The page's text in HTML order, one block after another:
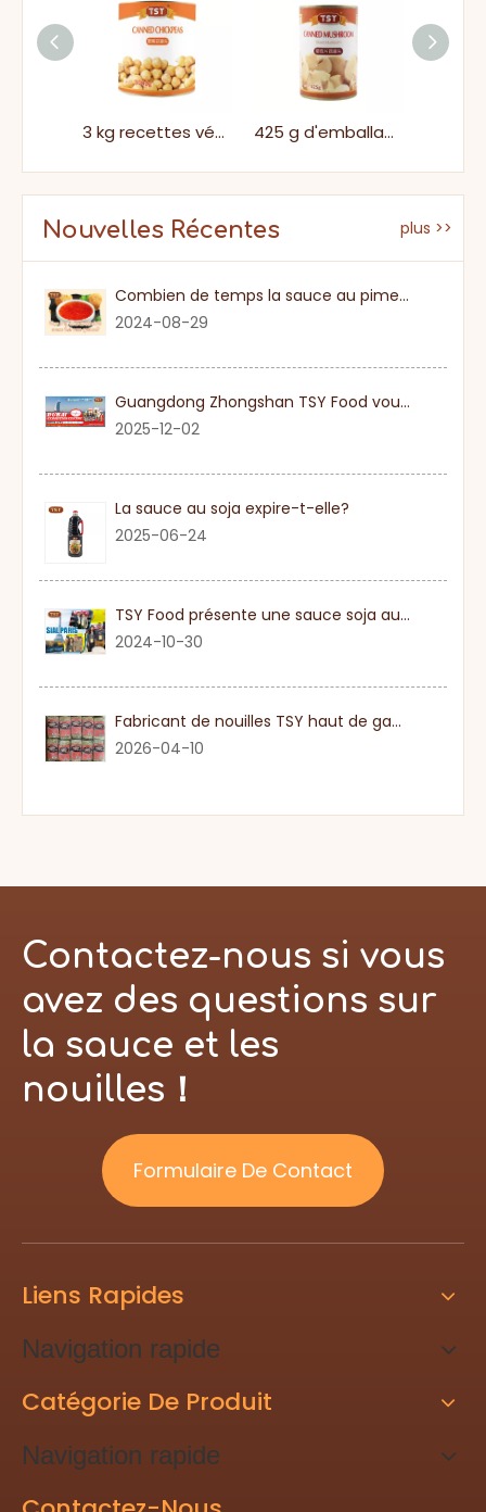
3 kg recettes végétaliennes légumes sains pois chiches en conserve dans des boîtes pour la cuisine facile 425 g d'emballage normal Natural Fresh Tasty Canned Spened Chample
Nouvelles Récentes plus >>
Combien de temps la sauce au piment sucré
2024-08-29
Guangdong Zhongshan TSY Food vous invite sincèrement à visiter l'exposition Gulfood de Dubaï 2026
2025-12-02
La sauce au soja expire-t-elle?
2025-06-24
TSY Food présente une sauce soja authentique au SIAL PARIS 2024
2024-10-30
Fabricant de nouilles TSY haut de gamme dans le Guangdong
2026-04-10
Contactez-nous si vous
avez des questions sur
la sauce et les
nouilles！
Formulaire De Contact
Liens Rapides
Navigation rapide
Catégorie De Produit
Navigation rapide